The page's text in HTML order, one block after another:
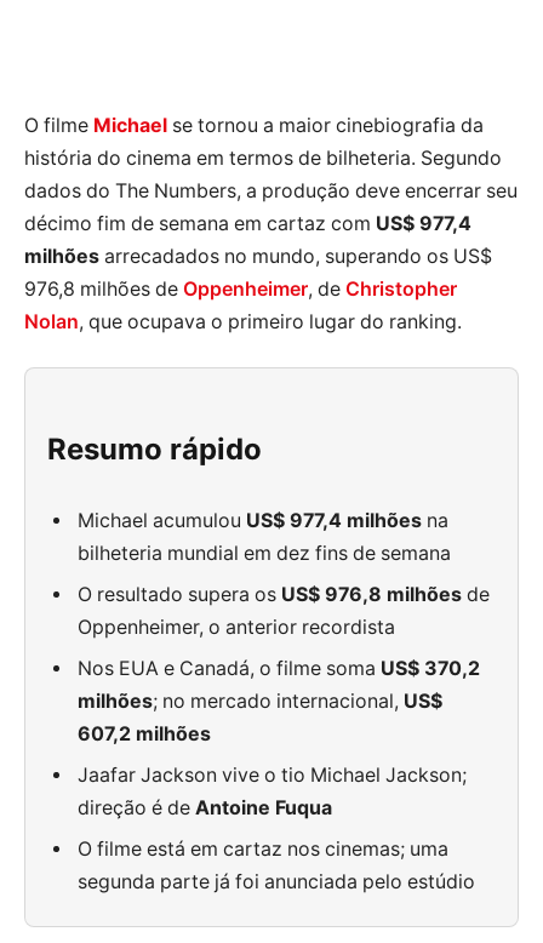
O filme Michael se tornou a maior cinebiografia da
história do cinema em termos de bilheteria. Segundo
dados do The Numbers, a produção deve encerrar seu
décimo fim de semana em cartaz com US$ 977,4
milhões arrecadados no mundo, superando os US$
976,8 milhões de Oppenheimer, de Christopher
Nolan, que ocupava o primeiro lugar do ranking.
Resumo rápido
Michael acumulou US$ 977,4 milhões na
bilheteria mundial em dez fins de semana
O resultado supera os US$ 976,8 milhões de
Oppenheimer, o anterior recordista
Nos EUA e Canadá, o filme soma US$ 370,2
milhões; no mercado internacional, US$
607,2 milhões
Jaafar Jackson vive o tio Michael Jackson;
direção é deAntoine Fuqua
O filme está em cartaz nos cinemas; uma
segunda parte já foi anunciada pelo estúdio